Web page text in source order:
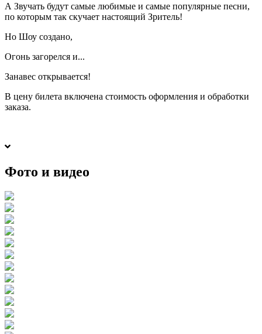
А Звучать будут самые любимые и самые популярные песни,
по которым так скучает настоящий Зритель!
Но Шоу создано,
Огонь загорелся и...
Занавес открывается!
В цену билета включена стоимость оформления и обработки
заказа.
Фото и видео